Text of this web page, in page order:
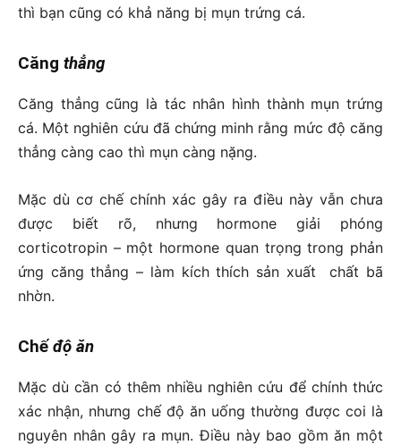
thì bạn cũng có khả năng bị mụn trứng cá.
Căng thẳng
Căng thẳng cũng là tác nhân hình thành mụn trứng
cá. Một nghiên cứu đã chứng minh rằng mức độ căng
thẳng càng cao thì mụn càng nặng.
Mặc dù cơ chế chính xác gây ra điều này vẫn chưa
được biết rõ, nhưng hormone giải phóng
corticotropin – một hormone quan trọng trong phản
ứng căng thẳng – làm kích thích sản xuất chất bã
nhờn.
Chếđộ ăn
Mặc dù cần có thêm nhiều nghiên cứu để chính thức
xác nhận, nhưng chế độ ăn uống thường được coi là
nguyên nhân gây ra mụn. Điều này bao gồm ăn một